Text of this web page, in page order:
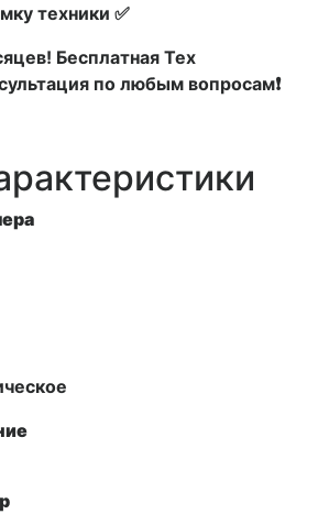
техники ✅
Бесплатная Тех
по любым вопросам❗